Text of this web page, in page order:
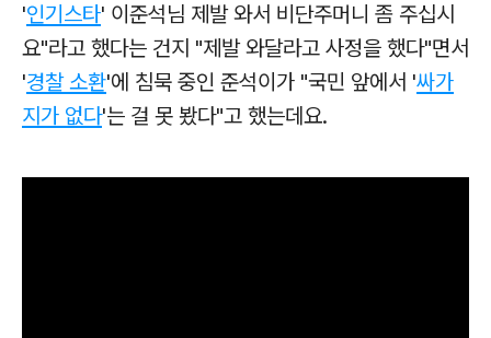
'인기스타' 이준석님 제발 와서 비단주머니 좀 주십시
요"라고 했다는 건지 "제발 와달라고 사정을 했다"면서
'경찰 소환'에 침묵 중인 준석이가 "국민 앞에서 '싸가
지가 없다'는 걸 못 봤다"고 했는데요.